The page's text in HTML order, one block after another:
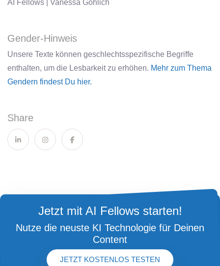
AI Fellows | Vanessa Göhlich
Gender-Hinweis
Unsere Texte können geschlechtsspezifische Begriffe
enthalten, um die Lesbarkeit zu erhöhen. Mehr zum Thema
Gendern findest Du hier.
Share
Jetzt mit AI Fellows starten!
Nutze die neuste KI Technologie für Deinen
Content
JETZT KOSTENLOS TESTEN